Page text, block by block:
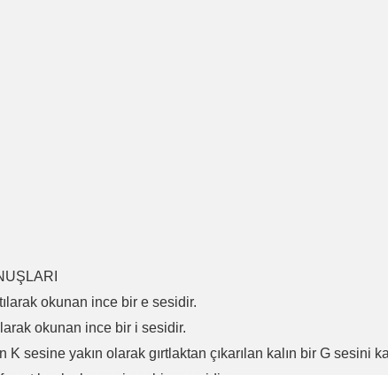
okunan ince bir e sesidir.
okunan ince bir i sesidir.
K sesine yakın olarak gırtlaktan çıkarılan kalın bir G sesini